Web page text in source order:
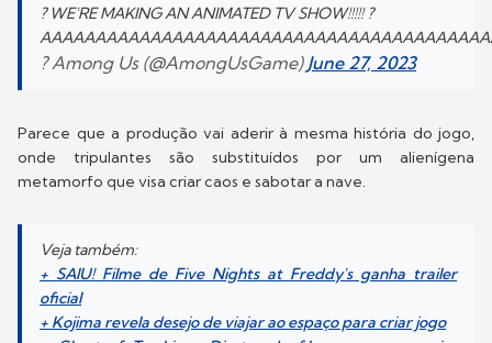
? WE'RE MAKING AN ANIMATED TV SHOW!!!!! ?
? Among Us (@AmongUsGame) June 27, 2023
Parece que a produção vai aderir à mesma história do jogo,
onde tripulantes são substituídos por um alienígena
metamorfo que visa criar caos e sabotar a nave.
Veja também:
+ SAIU! Filme de Five Nights at Freddy's ganha trailer
oficial
+ Kojima revela desejo de viajar ao espaço para criar jogo